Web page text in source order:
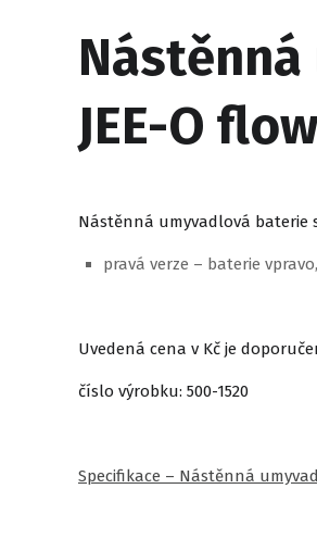
JEE-O
Nástěnná umyvadlová baterie
pravá verze – baterie
Uvedená cena v Kč je
číslo výrobku: 500-1520
Specifikace – Nástěnná